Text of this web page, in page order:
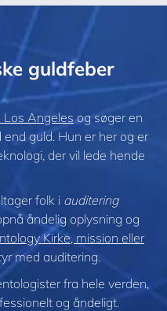
guldfeber
Los Angelesog søger en
guld. Hun er her og er
der vil lede hende
folk i auditering
åndelig oplysning og
Kirke, mission eller
med auditering.
fra hele verden,
og åndeligt.